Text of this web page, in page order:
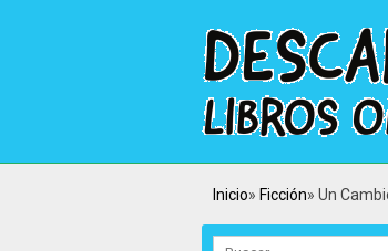
Inicio Ficción Un